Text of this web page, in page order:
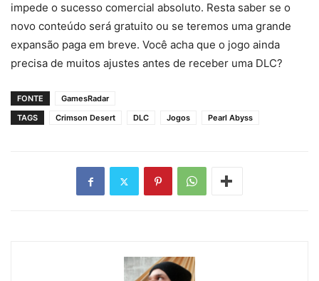
impede o sucesso comercial absoluto. Resta saber se o
novo conteúdo será gratuito ou se teremos uma grande
expansão paga em breve. Você acha que o jogo ainda
precisa de muitos ajustes antes de receber uma DLC?
FONTE
GamesRadar
TAGS
Crimson Desert DLC Jogos Pearl Abyss